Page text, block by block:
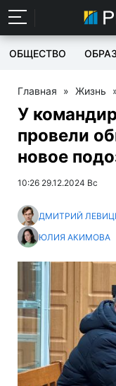
ОБЩЕСТВО
Главная » Жизнь
У
провели
новое
10:26 29.12.2024 Вс
ДМИТРИЙ
ЮЛИЯ АКИМОВА